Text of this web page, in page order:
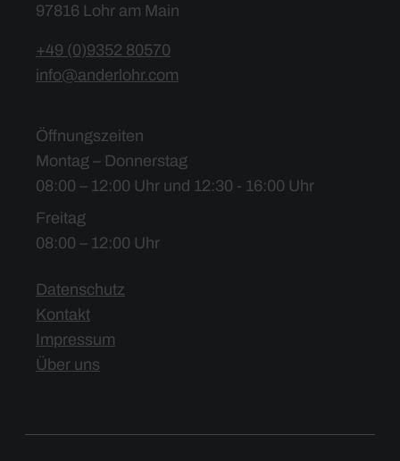
97816 Lohr am Main
+49 (0)9352 80570
info@anderlohr.com
Öffnungszeiten
Montag – Donnerstag
08:00 – 12:00 Uhr und 12:30 - 16:00 Uhr
Freitag
08:00 – 12:00 Uhr
Datenschutz
Kontakt
Impressum
Über uns